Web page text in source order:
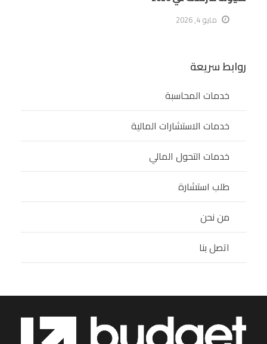
مايو 4, 2026
روابط سريعة
خدمات المحاسبة
خدمات الاستشارات المالية
خدمات التحول المالي
طلب استشارة
من نحن
اتصل بنا